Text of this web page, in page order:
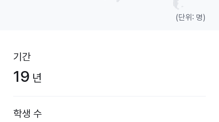
(단위: 명)
기간
19 년
학생 수